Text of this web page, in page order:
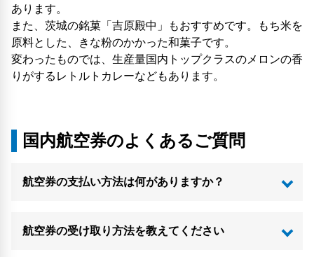
あります。
また、茨城の銘菓「吉原殿中」もおすすめです。もち米を
原料とした、きな粉のかかった和菓子です。
変わったものでは、生産量国内トップクラスのメロンの香
りがするレトルトカレーなどもあります。
国内航空券のよくあるご質問
航空券の支払い方法は何がありますか？
航空券の受け取り方法を教えてください